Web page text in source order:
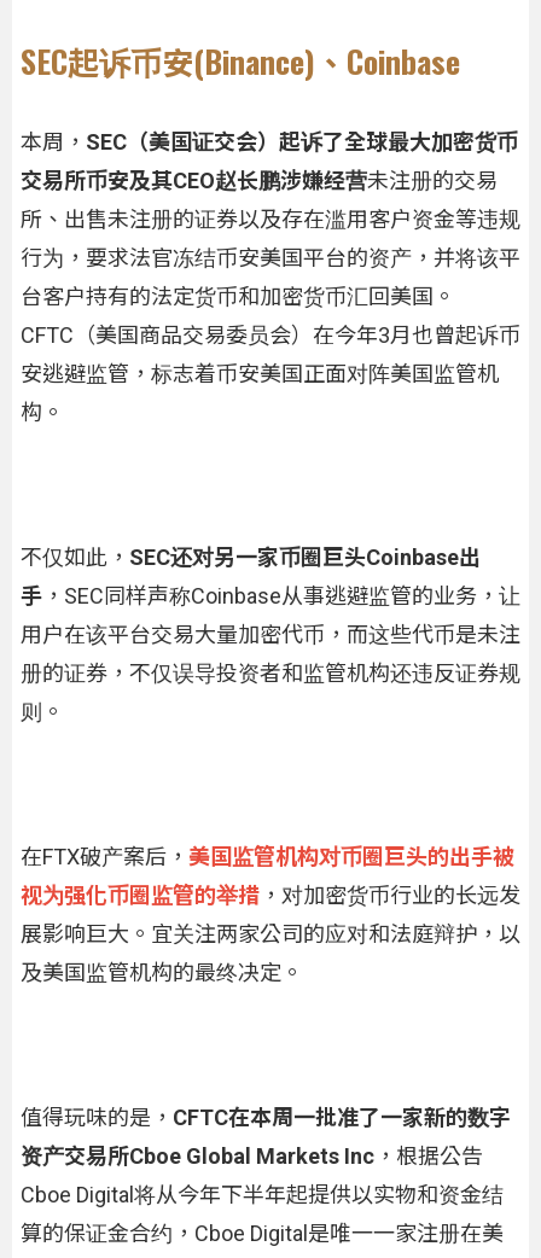
SEC起诉币安(Binance)、Coinbase
本周， SEC（美国证交会）起诉了全球最大加密货币
交易所币安及其CEO赵长鹏涉嫌经营未注册的交易
所、出售未注册的证券以及存在滥用客户资金等违规
行为，要求法官冻结币安美国平台的资产，并将该平
台客户持有的法定货币和加密货币汇回美国。
CFTC（美国商品交易委员会）在今年3月也曾起诉币
安逃避监管，标志着币安美国正面对阵美国监管机
构。
不仅如此， SEC还对另一家币圈巨头Coinbase出
手，SEC同样声称Coinbase从事逃避监管的业务，让
用户在该平台交易大量加密代币，而这些代币是未注
册的证券，不仅误导投资者和监管机构还违反证券规
则。
在FTX破产案后， 美国监管机构对币圈巨头的出手被
视为强化币圈监管的举措，对加密货币行业的长远发
展影响巨大。宜关注两家公司的应对和法庭辩护，以
及美国监管机构的最终决定。
值得玩味的是， CFTC在本周一批准了一家新的数字
资产交易所Cboe Global Markets Inc，根据公告
Cboe Digital将从今年下半年起提供以实物和资金结
算的保证金合约，Cboe Digital是唯一一家注册在美